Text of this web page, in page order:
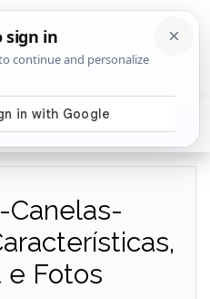
Canelas-
e Fotos